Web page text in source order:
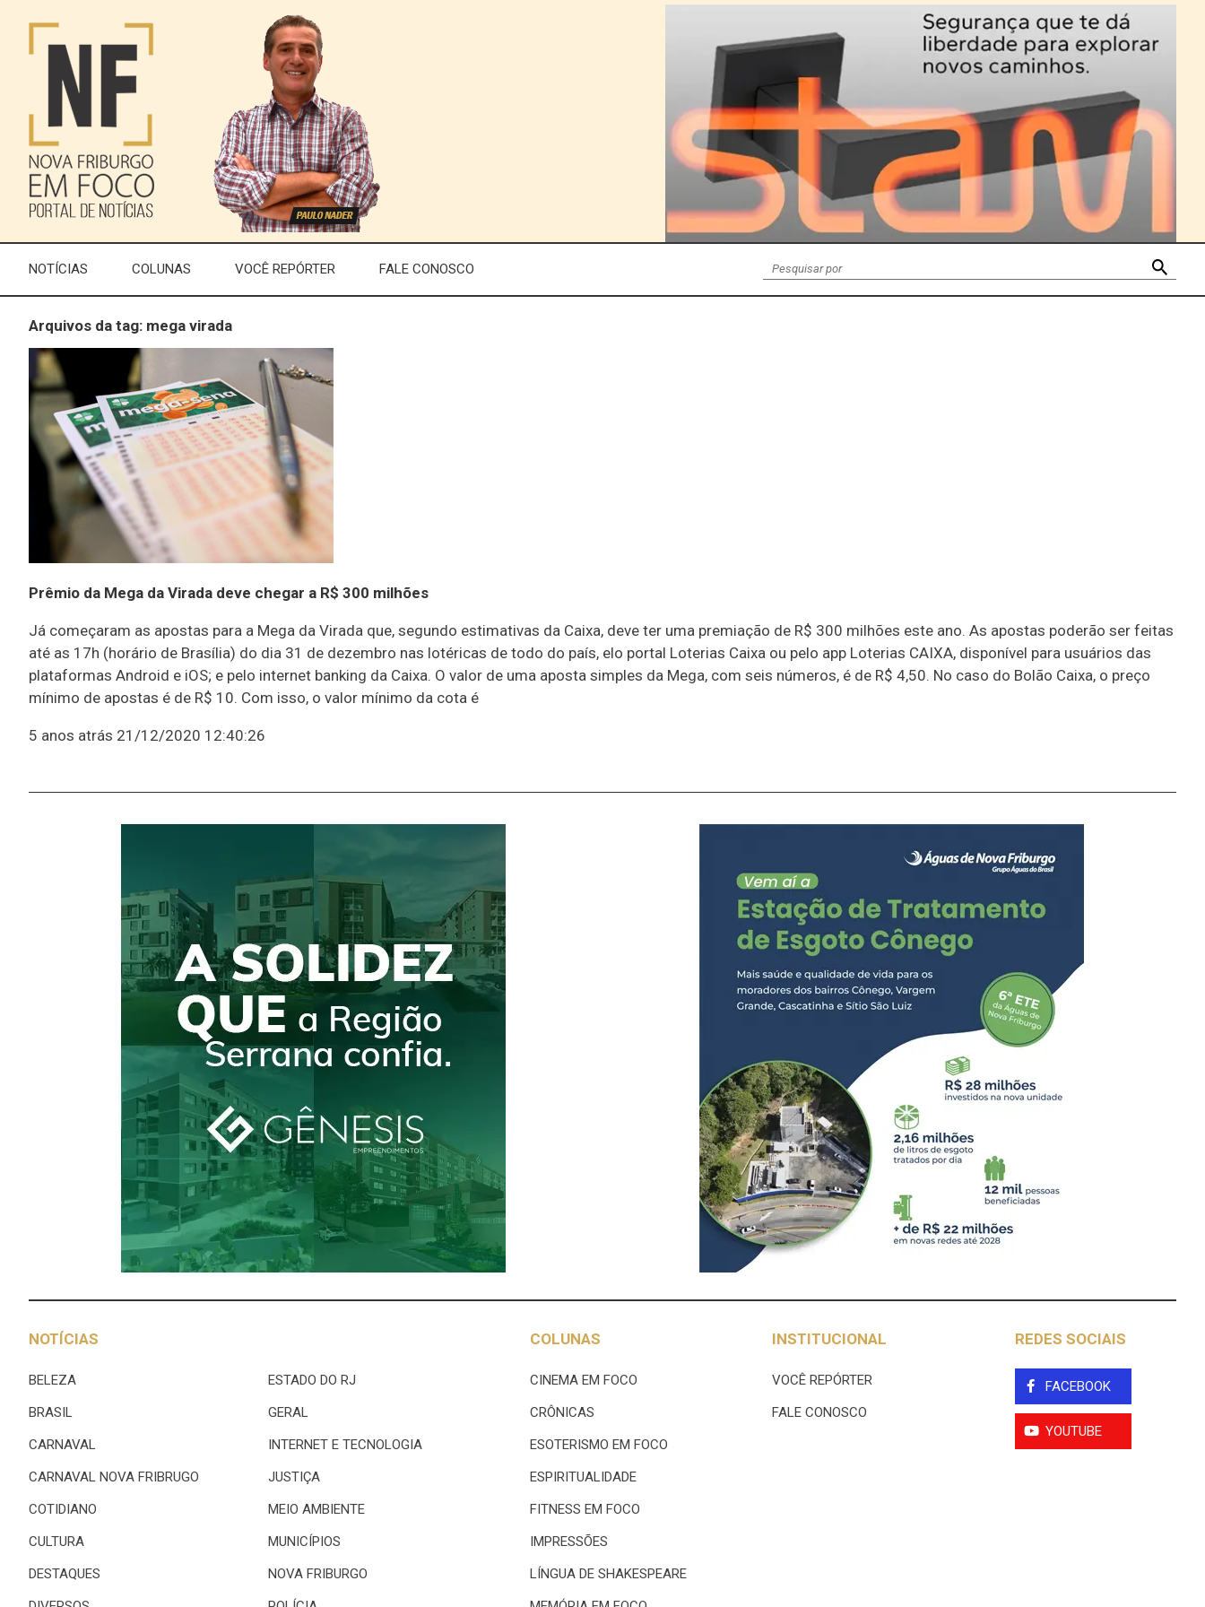
NOTÍCIAS COLUNAS VOCÊ REPÓRTER FALE CONOSCO
Arquivos da tag: mega virada
Prêmio da Mega da Virada deve chegar a R$ 300 milhões
Já começaram as apostas para a Mega da Virada que, segundo estimativas da Caixa, deve ter uma premiação de R$ 300 milhões este ano. As apostas poderão ser feitas
até as 17h (horário de Brasília) do dia 31 de dezembro nas lotéricas de todo do país, elo portal Loterias Caixa ou pelo app Loterias CAIXA, disponível para usuários das
plataformas Android e iOS; e pelo internet banking da Caixa. O valor de uma aposta simples da Mega, com seis números, é de R$ 4,50. No caso do Bolão Caixa, o preço
mínimo de apostas é de R$ 10. Com isso, o valor mínimo da cota é
5 anos atrás 21/12/2020 12:40:26
NOTÍCIAS
BELEZA
BRASIL
CARNAVAL
CARNAVAL NOVA FRIBRUGO
COTIDIANO
CULTURA
DESTAQUES
ESTADO DO RJ
GERAL
INTERNET E TECNOLOGIA
JUSTIÇA
MEIO AMBIENTE
MUNICÍPIOS
NOVA FRIBURGO
COLUNAS
CINEMA EM FOCO
CRÔNICAS
ESOTERISMO EM FOCO
ESPIRITUALIDADE
FITNESS EM FOCO
IMPRESSÕES
LÍNGUA DE SHAKESPEARE
INSTITUCIONAL
VOCÊ REPÓRTER
FALE CONOSCO
REDES SOCIAIS
FACEBOOK
YOUTUBE